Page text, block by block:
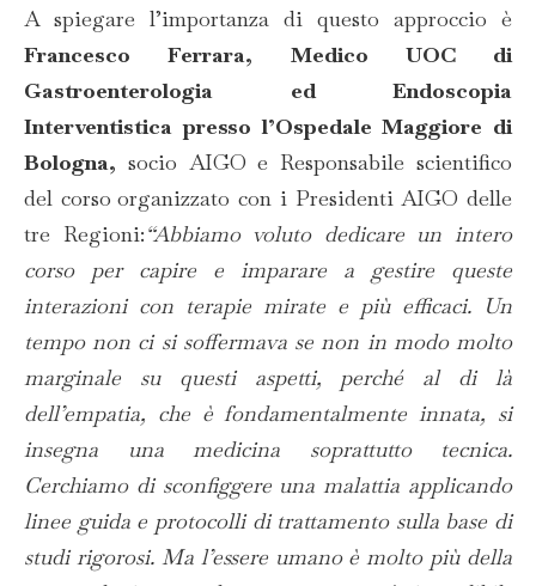
A spiegare l’importanza di questo approccio è
Francesco Ferrara, Medico UOC di
Gastroenterologia ed Endoscopia
Interventistica presso l’Ospedale Maggiore di
Bologna, socio AIGO e Responsabile scientifico
del corso organizzato con i Presidenti AIGO delle
tre Regioni:“Abbiamo voluto dedicare un intero
corso per capire e imparare a gestire queste
interazioni con terapie mirate e più efficaci. Un
tempo non ci si soffermava se non in modo molto
marginale su questi aspetti, perché al di là
dell’empatia, che è fondamentalmente innata, si
insegna una medicina soprattutto tecnica.
Cerchiamo di sconfiggere una malattia applicando
linee guida e protocolli di trattamento sulla base di
studi rigorosi. Ma l’essere umano è molto più della